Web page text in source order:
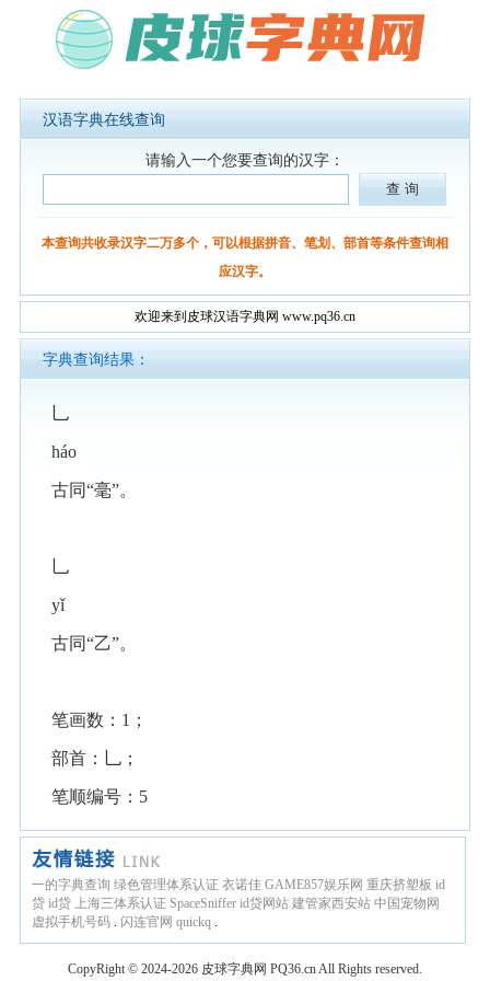
汉语字典在线查询
请输入一个您要查询的汉字：
本查询共收录汉字二万多个，可以根据拼音、笔划、部首等条件查询相
应汉字。
欢迎来到皮球汉语字典网 www.pq36.cn
字典查询结果：
乚
háo
古同“毫”。
乚
yǐ
古同“乙”。
笔画数：1；
部首：乚；
笔顺编号：5
一的字典查询 绿色管理体系认证 衣诺佳 GAME857娱乐网 重庆挤塑板 id
贷 id贷 上海三体系认证 SpaceSniffer id贷网站 建管家西安站 中国宠物网
虚拟手机号码 . 闪连官网 quickq .
CopyRight © 2024-2026 皮球字典网 PQ36.cnAll Rights reserved.